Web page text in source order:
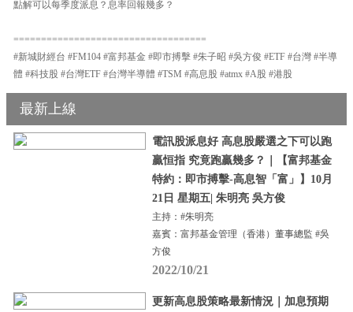
點解可以每季度派息？息率回報幾多？
===================================
#新城財經台 #FM104 #富邦基金 #即市搏擊 #朱子昭 #吳方俊 #ETF #台灣 #半導
體 #科技股 #台灣ETF #台灣半導體 #TSM #高息股 #atmx #A股 #港股
最新上線
電訊股派息好 高息股嚴選之下可以跑
贏恒指 究竟跑贏幾多？｜【富邦基金
特約：即市搏擊-高息智「富」】10月
21日 星期五| 朱明亮 吳方俊
主持：#朱明亮
嘉賓：富邦基金管理（香港）董事總監 #吳
方俊
2022/10/21
更新高息股策略最新情況｜加息預期